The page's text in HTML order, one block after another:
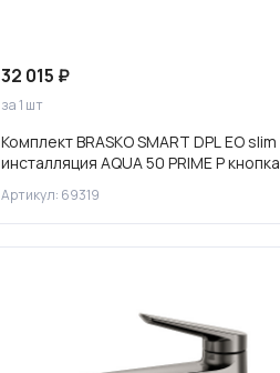
32 015 ₽
за 1 шт
Комплект BRASKO SMART DPL EO slim
инсталляция AQUA 50 PRIME P кнопка
Артикул: 69319